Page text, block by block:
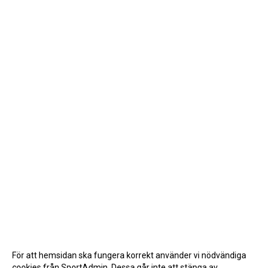
För att hemsidan ska fungera korrekt använder vi nödvändiga